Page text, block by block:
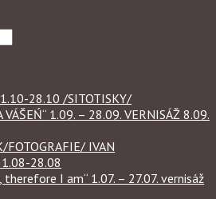
28.10 /SITOTISKY/
VÁŠEŃ“ 1.09. – 28.09. VERNISÁŽ 8.09.
FOTOGRAFIE/ IVAN
28.08
therefore I am“ 1.07. – 27.07. vernisáž